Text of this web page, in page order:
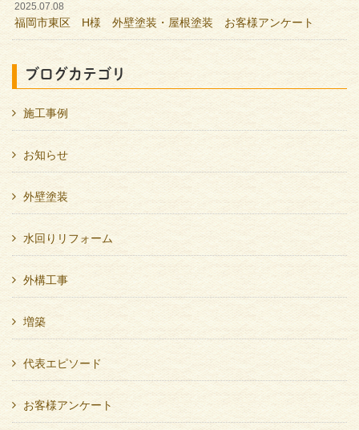
2025.07.08
福岡市東区 H様 外壁塗装・屋根塗装 お客様アンケート
ブログカテゴリ
施工事例
お知らせ
外壁塗装
水回りリフォーム
外構工事
増築
代表エピソード
お客様アンケート